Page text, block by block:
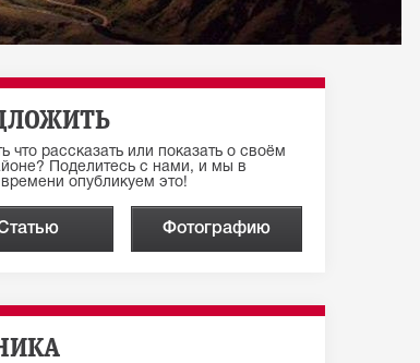
что рассказать или показать о своём
Поделитесь с нами, и мы в
опубликуем это!
Фотографию